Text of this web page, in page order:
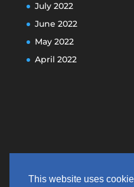
This website uses
July 2022
June 2022
May 2022
April 2022